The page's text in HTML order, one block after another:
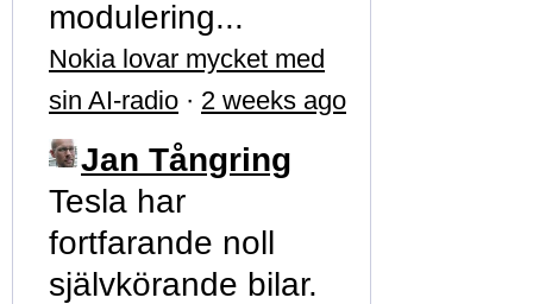
modulering...
Nokia lovar mycket med
sin AI-radio · 2 weeks ago
Jan Tångring
Tesla har
fortfarande noll
självkörande bilar.